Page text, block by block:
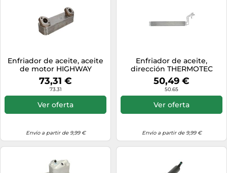
Enfriador de aceite, aceite
de motor HIGHWAY
AUTOMOTIVE 30031006HW
73,31 €
73.31
Ver oferta
Envío a partir de 9,99 €
Enfriador de aceite,
dirección THERMOTEC
D4W022TT
50,49 €
50.65
Ver oferta
Envío a partir de 9,99 €